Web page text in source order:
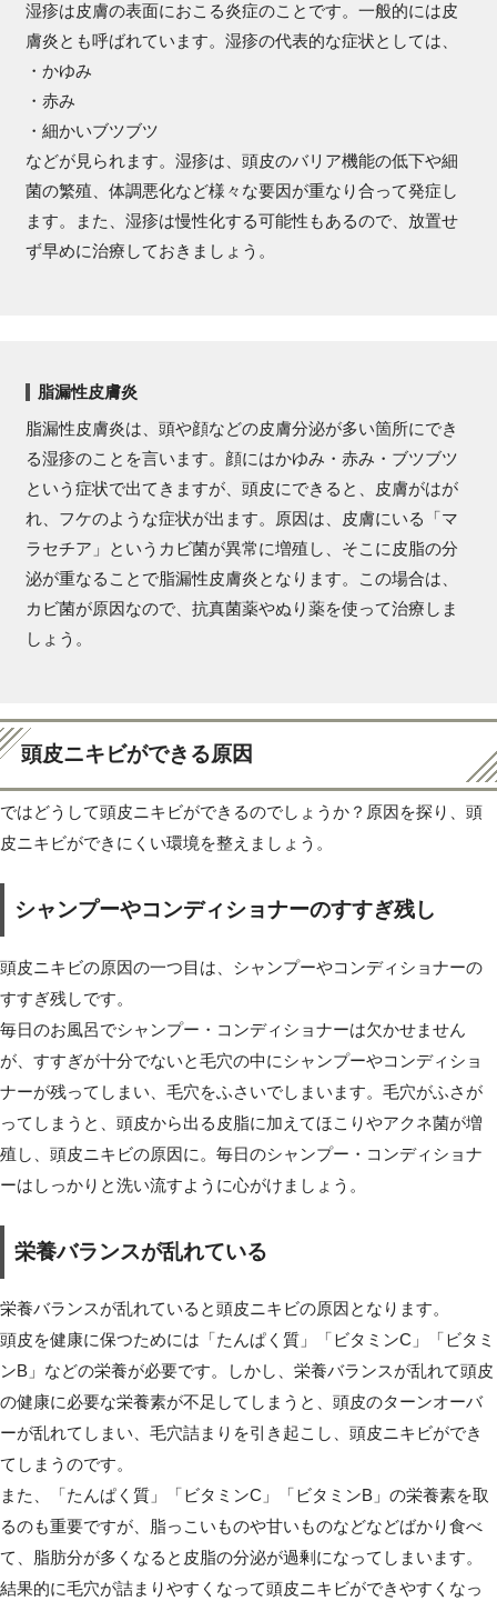
湿疹は皮膚の表面におこる炎症のことです。一般的には皮
膚炎とも呼ばれています。湿疹の代表的な症状としては、
・かゆみ
・赤み
・細かいブツブツ
などが見られます。湿疹は、頭皮のバリア機能の低下や細
菌の繁殖、体調悪化など様々な要因が重なり合って発症し
ます。また、湿疹は慢性化する可能性もあるので、放置せ
ず早めに治療しておきましょう。
脂漏性皮膚炎
脂漏性皮膚炎は、頭や顔などの皮膚分泌が多い箇所にでき
る湿疹のことを言います。顔にはかゆみ・赤み・ブツブツ
という症状で出てきますが、頭皮にできると、皮膚がはが
れ、フケのような症状が出ます。原因は、皮膚にいる「マ
ラセチア」というカビ菌が異常に増殖し、そこに皮脂の分
泌が重なることで脂漏性皮膚炎となります。この場合は、
カビ菌が原因なので、抗真菌薬やぬり薬を使って治療しま
しょう。
頭皮ニキビができる原因
ではどうして頭皮ニキビができるのでしょうか？原因を探り、頭
皮ニキビができにくい環境を整えましょう。
シャンプーやコンディショナーのすすぎ残し
頭皮ニキビの原因の一つ目は、シャンプーやコンディショナーの
すすぎ残しです。
毎日のお風呂でシャンプー・コンディショナーは欠かせません
が、すすぎが十分でないと毛穴の中にシャンプーやコンディショ
ナーが残ってしまい、毛穴をふさいでしまいます。毛穴がふさが
ってしまうと、頭皮から出る皮脂に加えてほこりやアクネ菌が増
殖し、頭皮ニキビの原因に。毎日のシャンプー・コンディショナ
ーはしっかりと洗い流すように心がけましょう。
栄養バランスが乱れている
栄養バランスが乱れていると頭皮ニキビの原因となります。
頭皮を健康に保つためには「たんぱく質」「ビタミンC」「ビタミ
ンB」などの栄養が必要です。しかし、栄養バランスが乱れて頭皮
の健康に必要な栄養素が不足してしまうと、頭皮のターンオーバ
ーが乱れてしまい、毛穴詰まりを引き起こし、頭皮ニキビができ
てしまうのです。
また、「たんぱく質」「ビタミンC」「ビタミンB」の栄養素を取
るのも重要ですが、脂っこいものや甘いものなどなどばかり食べ
て、脂肪分が多くなると皮脂の分泌が過剰になってしまいます。
結果的に毛穴が詰まりやすくなって頭皮ニキビができやすくなっ